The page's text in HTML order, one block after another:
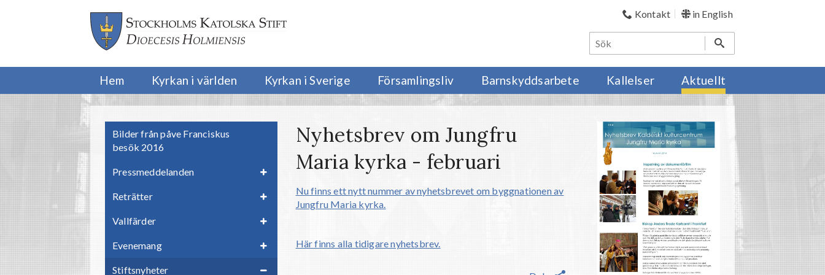
Kontakt in English
Hem Kyrkan i världen Kyrkan i Sverige Församlingsliv Barnskyddsarbete Kallelser Aktuellt
Bilder från påve Franciskus
besök 2016
Pressmeddelanden
Reträtter
Vallfärder
Evenemang
Stiftsnyheter
Nyhetsbrev om Jungfru
Maria kyrka - februari
Nu finns ett nytt nummer av nyhetsbrevet om byggnationen av
Jungfru Maria kyrka.
Här finns alla tidigare nyhetsbrev.